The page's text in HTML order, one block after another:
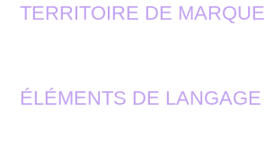
TERRITOIRE DE MARQUE
ÉLÉMENTS DE LANGAGE